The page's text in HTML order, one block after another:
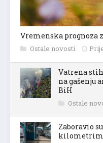
Vremenska prognoza
Ostale novosti
Vatrena
na gašenju
BiH
Ostale
Zaboravio